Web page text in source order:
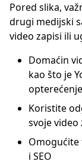
Pored slika,
drugi medijski
video zapisi ili
Domaćin
kao što je
Koristite
svoje video
i SEO